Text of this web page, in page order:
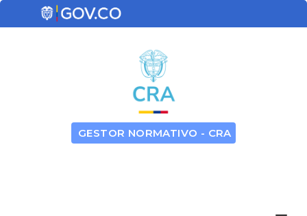
GESTOR NORMATIVO - CRA